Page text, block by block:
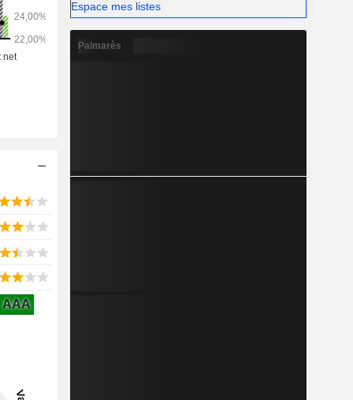
AAA
Espace mes listes
Palmarès